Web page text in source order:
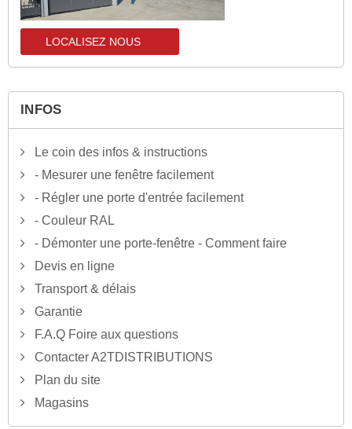
LOCALISEZ NOUS
INFOS
Le coin des infos & instructions
- Mesurer une fenêtre facilement
- Régler une porte d'entrée facilement
- Couleur RAL
- Démonter une porte-fenêtre - Comment faire
Devis en ligne
Transport & délais
Garantie
F.A.Q Foire aux questions
Contacter A2TDISTRIBUTIONS
Plan du site
Magasins